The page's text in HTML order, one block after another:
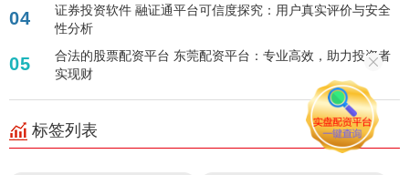
04
证券投资软件 融证通平台可信度探究：用户真实评价与安全
性分析
05
合法的股票配资平台 东莞配资平台：专业高效，助力投资者
实现财
标签列表